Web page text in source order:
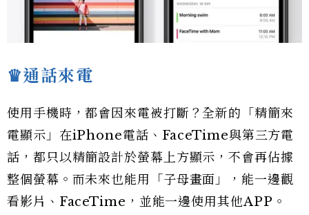
♛通話來電
使用手機時，都會因來電被打斷？全新的「精簡來
電顯示」在iPhone電話、FaceTime與第三方電
話，都只以精簡設計於螢幕上方顯示，不會再佔據
整個螢幕。而未來也能用「子母畫面」，能一邊觀
看影片、FaceTime，並能一邊使用其他APP。